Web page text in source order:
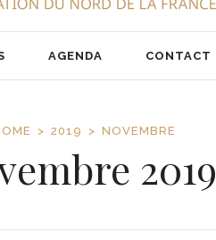
NOTRE ÉQUIPE
AGENDA CONTACT
2019 NOVEMBRE
2019